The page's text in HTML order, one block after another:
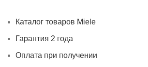
Каталог товаров Miele
Гарантия 2 года
Оплата при получении